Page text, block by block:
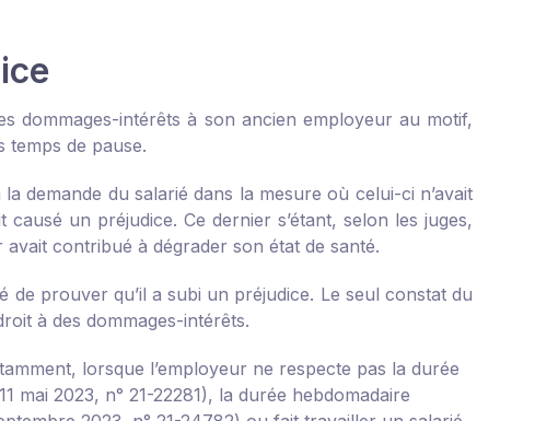
dommages-intérêts à son ancien employeur au motif,
temps de pause.
demande du salarié dans la mesure où celui-ci n’avait
un préjudice. Ce dernier s’étant, selon les juges,
contribué à dégrader son état de santé.
de prouver qu’il a subi un préjudice. Le seul constat du
à des dommages-intérêts.
lorsque l’employeur ne respecte pas la durée
mai 2023, n° 21-22281), la durée hebdomadaire